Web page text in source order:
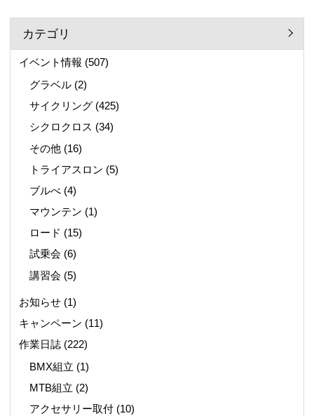
カテゴリ
イベント情報 (507)
グラベル (2)
サイクリング (425)
シクロクロス (34)
その他 (16)
トライアスロン (5)
ブルべ (4)
マウンテン (1)
ロード (15)
試乗会 (6)
講習会 (5)
お知らせ(1)
キャンペーン (11)
作業日誌(222)
BMX組立 (1)
MTB組立 (2)
アクセサリー取付 (10)